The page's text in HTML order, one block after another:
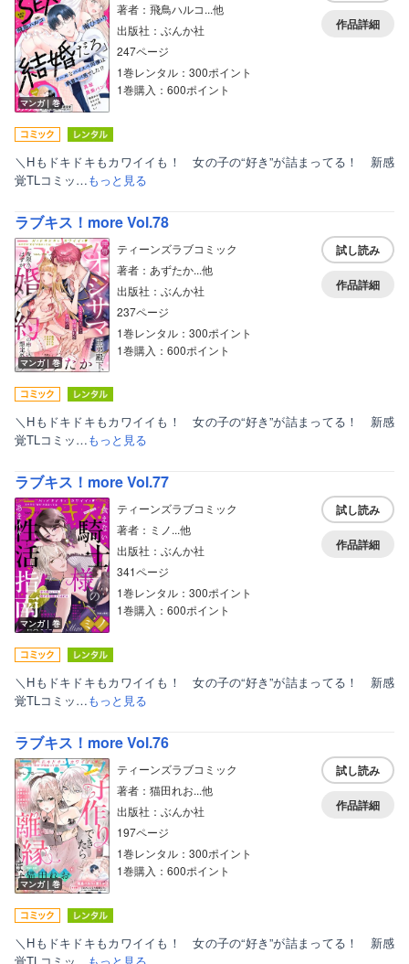
マンガ｜巻
著者：飛鳥ハルコ...他
出版社：ぶんか社
247ページ
1巻レンタル：300ポイント
1巻購入：600ポイント
作品詳細
＼Hもドキドキもカワイイも！ 女の子の“好き”が詰まってる！ 新感
覚TLコミッ…もっと見る
ラブキス！more Vol.78
マンガ｜巻
ティーンズラブコミック
著者：あずたか...他
出版社：ぶんか社
237ページ
1巻レンタル：300ポイント
1巻購入：600ポイント
試し読み
作品詳細
＼Hもドキドキもカワイイも！ 女の子の“好き”が詰まってる！ 新感
覚TLコミッ…もっと見る
ラブキス！more Vol.77
マンガ｜巻
ティーンズラブコミック
著者：ミノ...他
出版社：ぶんか社
341ページ
1巻レンタル：300ポイント
1巻購入：600ポイント
試し読み
作品詳細
＼Hもドキドキもカワイイも！ 女の子の“好き”が詰まってる！ 新感
覚TLコミッ…もっと見る
ラブキス！more Vol.76
マンガ｜巻
ティーンズラブコミック
著者：猫田れお...他
出版社：ぶんか社
197ページ
1巻レンタル：300ポイント
1巻購入：600ポイント
試し読み
作品詳細
＼Hもドキドキもカワイイも！ 女の子の“好き”が詰まってる！ 新感